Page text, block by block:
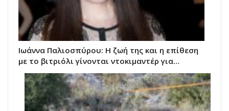
Ιωάννα Παλιοσπύρου: Η ζωή της και η επίθεση
με το βιτριόλι γίνονται ντοκιμαντέρ για…